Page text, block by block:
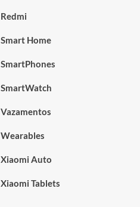
Redmi
Smart Home
SmartPhones
SmartWatch
Vazamentos
Wearables
Xiaomi Auto
Xiaomi Tablets